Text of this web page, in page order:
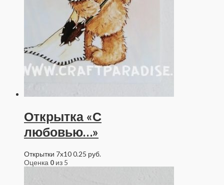
Открытка «С
любовью…»
Открытки 7x100.25 руб.
Оценка 0 из 5